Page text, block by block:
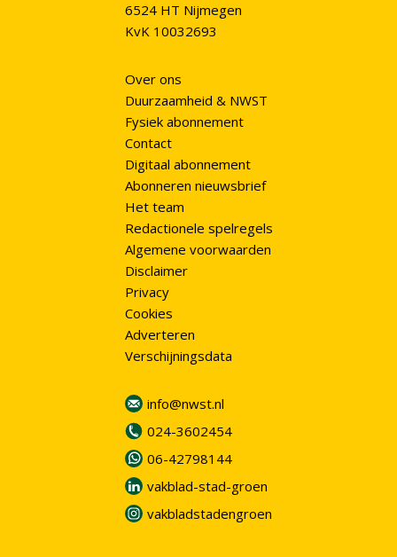
6524 HT Nijmegen
KvK 10032693
Over ons
Duurzaamheid & NWST
Fysiek abonnement
Contact
Digitaal abonnement
Abonneren nieuwsbrief
Het team
Redactionele spelregels
Algemene voorwaarden
Disclaimer
Privacy
Cookies
Adverteren
Verschijningsdata
info@nwst.nl
024-3602454
06-42798144
vakblad-stad-groen
vakbladstadengroen